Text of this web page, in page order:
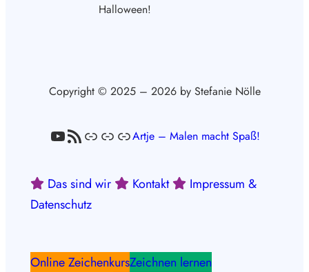
Halloween!
Copyright © 2025 – 2026 by Stefanie Nölle
YouTube
RSS-FeedLinkLinkLinkArtje – Malen macht Spaß!
Das sind wir Kontakt
Impressum &
Datenschutz
Online ZeichenkursZeichnen lernen